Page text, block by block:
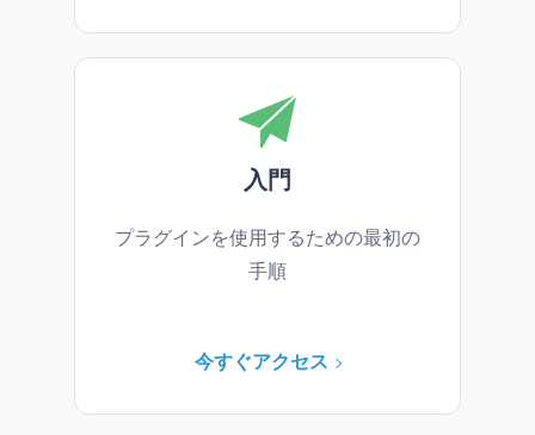
入門
プラグインを使用するための最初の
手順
今すぐアクセス